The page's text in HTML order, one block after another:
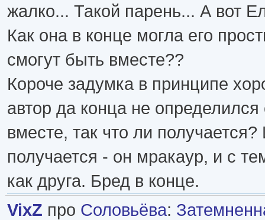
жалко... Такой парень... А вот
Как она в конце могла его
смогут быть вместе??
Короче задумка в принципе
автор да конца не
вместе, так что ли
получается - он мракаур, и с
как друга. Бред в конце.
VixZ про Соловьёва: